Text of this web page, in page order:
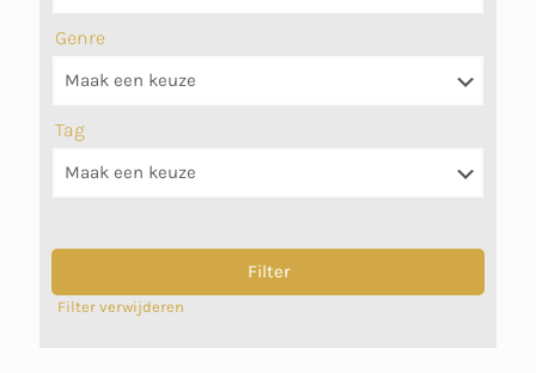
Genre
Tag
Filter verwijderen